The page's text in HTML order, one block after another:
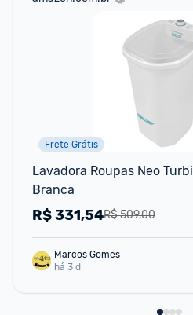
Frete Grátis
Lavadora Roupas Neo
Branca
R$ 509,00
R$331,54
Marcos Gomes
há 3 d